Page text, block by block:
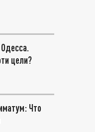
цели?
Что